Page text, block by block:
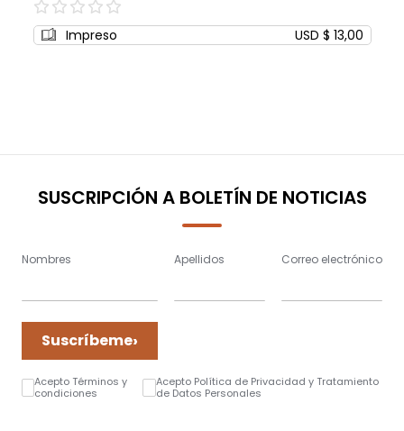
0%
Impreso USD $ 13,00
SUSCRIPCIÓN A BOLETÍN DE NOTICIAS
Nombres Apellidos Correo electrónico
Suscríbeme›
Acepto Términos y
condiciones
Acepto Política de Privacidad y Tratamiento
de Datos Personales